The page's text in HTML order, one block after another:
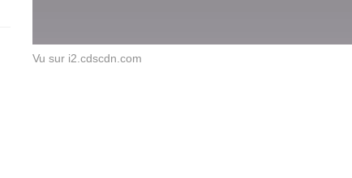
Vu sur i2.cdscdn.com